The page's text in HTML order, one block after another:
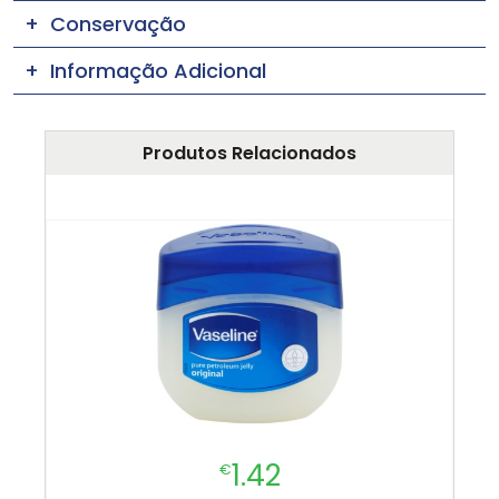
Conservação
Informação Adicional
Produtos Relacionados
€1.42